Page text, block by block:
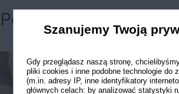
Powiązane przepisy
Szanujemy Twoją
Gdy przeglądasz naszą stronę,
pliki cookies i inne podobne technologie do
(m.in. adresy IP, inne identyfikatory
głównych celach: by analizować statystyki